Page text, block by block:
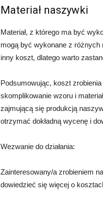
Materiał naszywki
Materiał, z którego ma być
mogą być wykonane z różnych
inny koszt, dlatego warto
Podsumowując, koszt
skomplikowanie wzoru i
zajmującą się produkcją
otrzymać dokładną wycenę i
Wezwanie do działania:
Zainteresowany/a zrobieniem
dowiedzieć się więcej o